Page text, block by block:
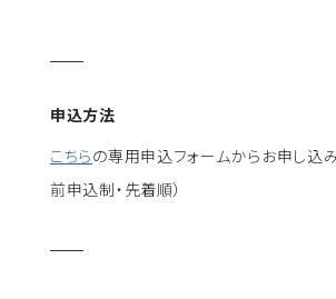
申込方法
こちらの専用申込フォームからお申し込み
前申込制・先着順）